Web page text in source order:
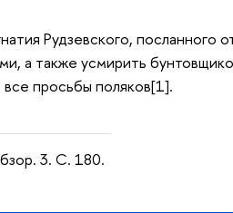
Рудзевского,
а также усмирить
просьбы поляков[1].
3. С. 180.